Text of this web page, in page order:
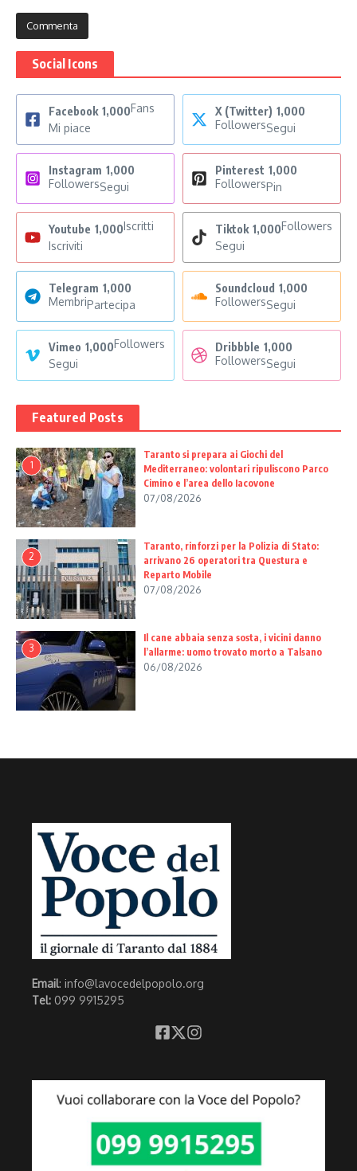
Social Icons
Facebook 1,000Fans
Mi piace
X (Twitter) 1,000
FollowersSegui
Instagram 1,000
FollowersSegui
Pinterest 1,000
FollowersPin
Youtube 1,000Iscritti
Iscriviti
Tiktok 1,000Followers
Segui
Telegram 1,000
MembriPartecipa
Soundcloud 1,000
FollowersSegui
Vimeo 1,000Followers
Segui
Dribbble 1,000
FollowersSegui
Featured Posts
1
Taranto si prepara ai Giochi del
Mediterraneo: volontari ripuliscono Parco
Cimino e l’area dello Iacovone
07/08/2026
2
Taranto, rinforzi per la Polizia di Stato:
arrivano 26 operatori tra Questura e
Reparto Mobile
07/08/2026
3
Il cane abbaia senza sosta, i vicini danno
l’allarme: uomo trovato morto a Talsano
06/08/2026
Email: info@lavocedelpopolo.org
Tel: 099 9915295